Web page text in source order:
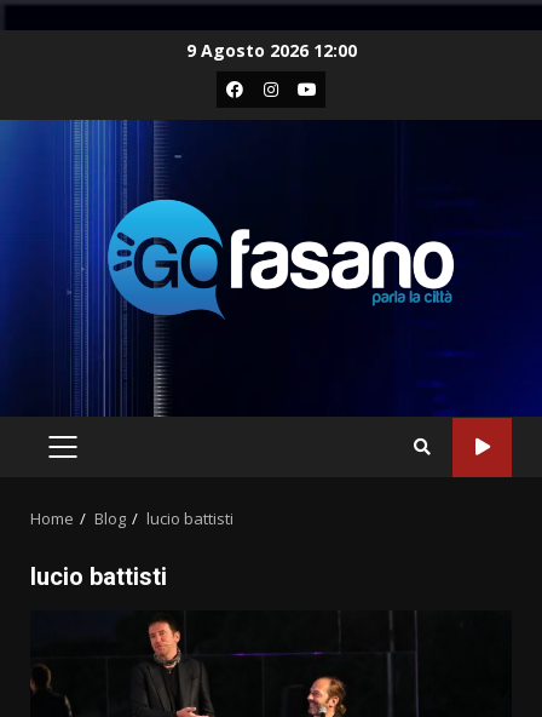
9 Agosto 2026 12:00
Facebook
Instagram
Youtube
PRIMARY
Home Blog lucio battisti
lucio battisti